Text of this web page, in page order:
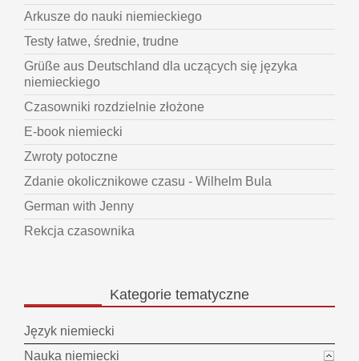
Arkusze do nauki niemieckiego
Testy łatwe, średnie, trudne
Grüße aus Deutschland dla uczących się języka
niemieckiego
Czasowniki rozdzielnie złożone
E-book niemiecki
Zwroty potoczne
Zdanie okolicznikowe czasu - Wilhelm Bula
German with Jenny
Rekcja czasownika
Kategorie tematyczne
Język niemiecki
Nauka niemiecki